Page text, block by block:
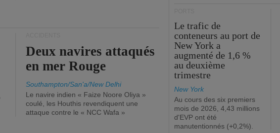
Deux navires attaqués
en mer Rouge
Southampton/San'a/New Delhi
Le navire indien « Faize Noore Oliya »
coulé, les Houthis revendiquent une
attaque contre le « NCC Wafa »
Le trafic de
conteneurs au port de
New York a
augmenté de 1,6 %
au deuxième
trimestre
New York
Au cours des six premiers
mois de 2026, 4,43 millions
d'EVP ont été
manutentionnés (+0,2%).